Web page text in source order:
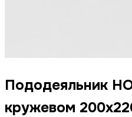
Пододеяльник
кружевом